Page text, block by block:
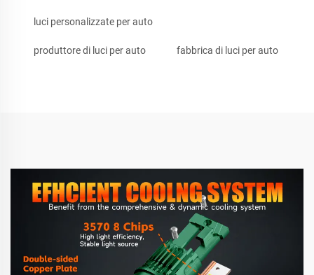
luci personalizzate per auto
produttore di luci per auto fabbrica di luci per auto